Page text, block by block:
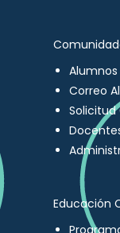
Alumnos
Correo
Solicitud
Educación